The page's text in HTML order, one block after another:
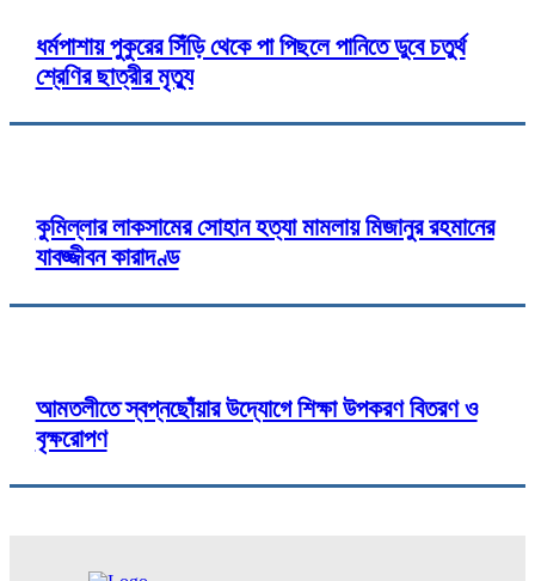
ধর্মপাশায় পুকুরের সিঁড়ি থেকে পা পিছলে পানিতে ডুবে চতুর্থ
শ্রেণির ছাত্রীর মৃত্যু
কুমিল্লার লাকসামের সোহান হত্যা মামলায় মিজানুর রহমানের
যাবজ্জীবন কারাদণ্ড
আমতলীতে স্বপ্নছোঁয়ার উদ্যোগে শিক্ষা উপকরণ বিতরণ ও
বৃক্ষরোপণ